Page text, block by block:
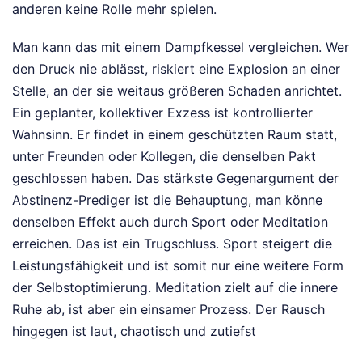
anderen keine Rolle mehr spielen.
Man kann das mit einem Dampfkessel vergleichen. Wer
den Druck nie ablässt, riskiert eine Explosion an einer
Stelle, an der sie weitaus größeren Schaden anrichtet.
Ein geplanter, kollektiver Exzess ist kontrollierter
Wahnsinn. Er findet in einem geschützten Raum statt,
unter Freunden oder Kollegen, die denselben Pakt
geschlossen haben. Das stärkste Gegenargument der
Abstinenz-Prediger ist die Behauptung, man könne
denselben Effekt auch durch Sport oder Meditation
erreichen. Das ist ein Trugschluss. Sport steigert die
Leistungsfähigkeit und ist somit nur eine weitere Form
der Selbstoptimierung. Meditation zielt auf die innere
Ruhe ab, ist aber ein einsamer Prozess. Der Rausch
hingegen ist laut, chaotisch und zutiefst